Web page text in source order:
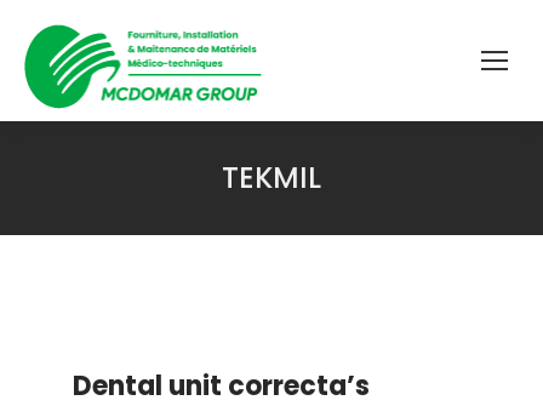
TEKMIL
Dental unit correcta’s